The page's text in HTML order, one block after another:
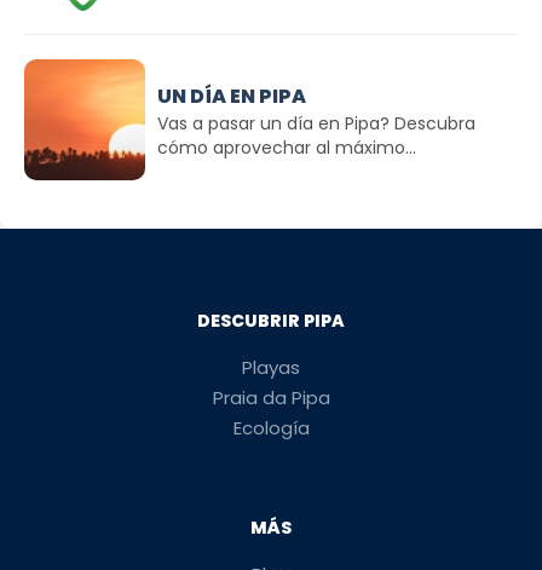
UN DÍA EN PIPA
Vas a pasar un día en Pipa? Descubra
cómo aprovechar al máximo...
DESCUBRIR PIPA
Playas
Praia da Pipa
Ecología
MÁS